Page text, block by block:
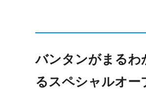
バンタンがまるわ
るスペシャルオー